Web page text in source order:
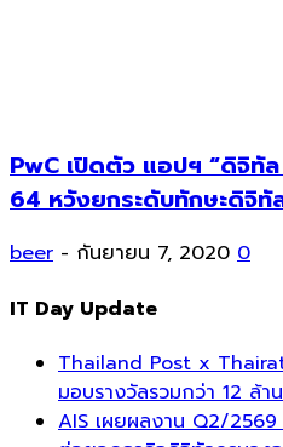
PwC เปิดตัว แอปฯ “ดิจิทั
64 หวังยกระดับทักษะดิจิทั
beer - กันยายน 7, 2020 0
IT Day Update
Thailand Post x
มอบรางวัลรวมกว่า 12 ล้าน
AIS เผยผลงาน Q2/2569